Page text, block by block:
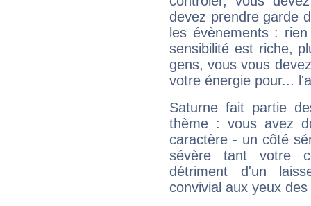
devez prendre garde
les évènements :
sensibilité est riche,
gens, vous vous
votre énergie pour...
Saturne fait partie
thème : vous avez
caractère - un côté
sévère tant votre
détriment d'un
convivial aux yeux